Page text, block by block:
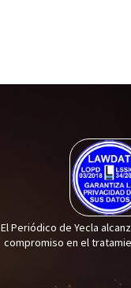
El Periódico de Yecla
compromiso en el